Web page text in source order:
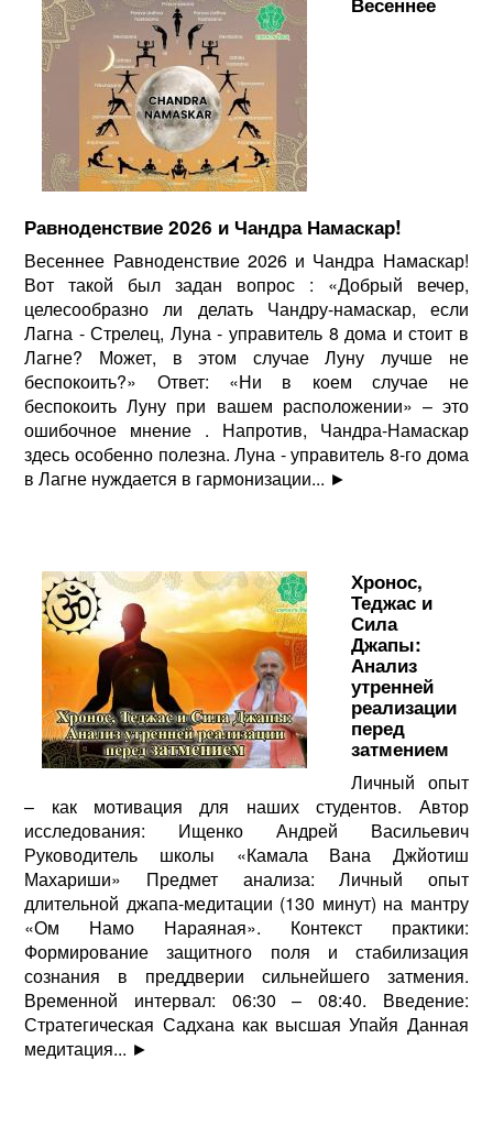
Равноденствие 2026 и Чандра Намаскар!
Весеннее Равноденствие 2026 и Чандра Намаскар!
Вот такой был задан вопрос : «Добрый вечер,
целесообразно ли делать Чандру-намаскар, если
Лагна - Стрелец, Луна - управитель 8 дома и стоит в
Лагне? Может, в этом случае Луну лучше не
беспокоить?» Ответ: «Ни в коем случае не
беспокоить Луну при вашем расположении» – это
ошибочное мнение . Напротив, Чандра-Намаскар
здесь особенно полезна. Луна - управитель 8-го дома
в Лагне нуждается в гармонизации... ►
Хронос,
Теджас и
Сила
Джапы:
Анализ
утренней
реализации
перед
затмением
Личный опыт
– как мотивация для наших студентов. Автор
исследования: Ищенко Андрей Васильевич
Руководитель школы «Камала Вана Джйотиш
Махариши» Предмет анализа: Личный опыт
длительной джапа-медитации (130 минут) на мантру
«Ом Намо Нараяная». Контекст практики:
Формирование защитного поля и стабилизация
сознания в преддверии сильнейшего затмения.
Временной интервал: 06:30 – 08:40. Введение:
Стратегическая Садхана как высшая Упайя Данная
медитация... ►